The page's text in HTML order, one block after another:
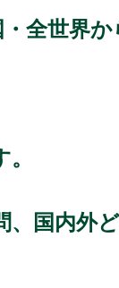
全世界か
国内外